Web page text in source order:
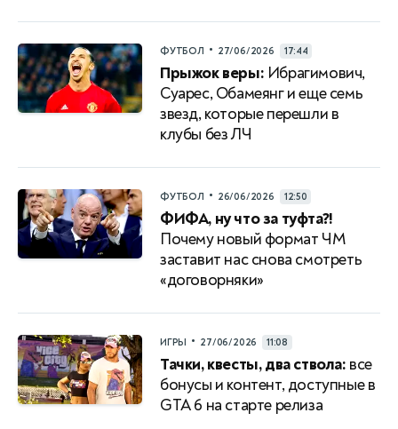
ФУТБОЛ • 27/06/2026 17:44
Прыжок веры: Ибрагимович,
Суарес, Обамеянг и еще семь
звезд, которые перешли в
клубы без ЛЧ
ФУТБОЛ • 26/06/2026 12:50
ФИФА, ну что за туфта?!
Почему новый формат ЧМ
заставит нас снова смотреть
«договорняки»
ИГРЫ • 27/06/2026 11:08
Тачки, квесты, два ствола: все
бонусы и контент, доступные в
GTA 6 на старте релиза